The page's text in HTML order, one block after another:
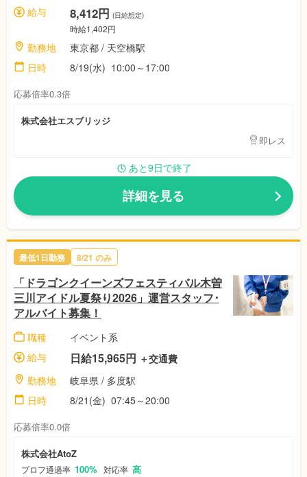
給与
8,412円 (日給想定)
時給1,402円
勤務地 東京都 / 天空橋駅
日時
8/19(水) 10:00～17:00
応募倍率0.3倍
株式会社エスブリッジ
即レス
あと9日で終了
詳細を見る
最低1日勤務 8/21 のみ
「ドラゴンクイーンズフェスティバル木曽
三川アイドル夏祭り2026」運営スタッフ･
アルバイト募集！
職種
イベント系
給与
日給15,965円 ＋交通費
勤務地
岐阜県 / 多度駅
日時
8/21(金) 07:45～20:00
応募倍率0.0倍
株式会社AtoZ
プロフ通過率 100% 対応率 高